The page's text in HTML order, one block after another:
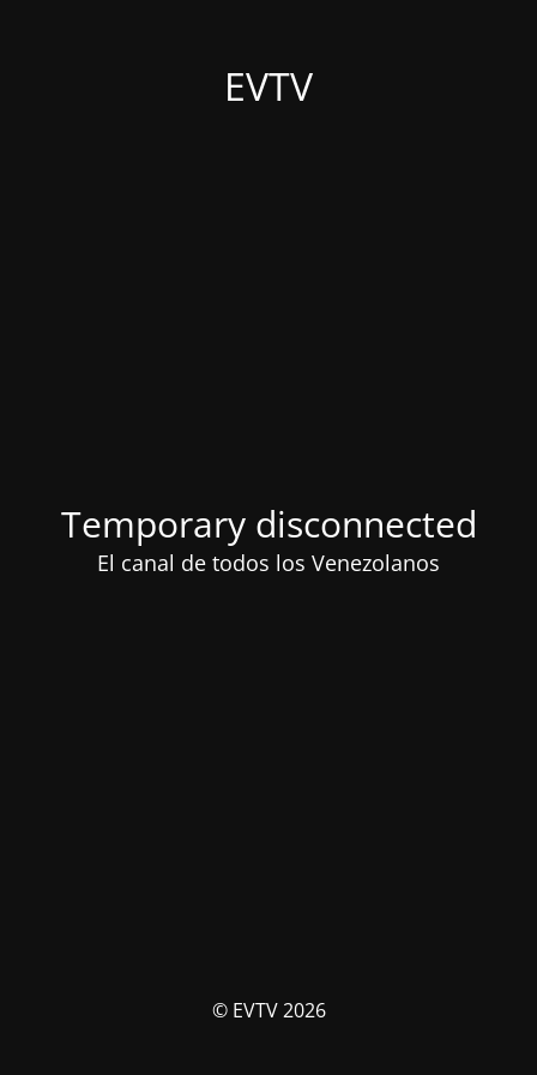
EVTV
Temporary disconnected
El canal de todos los Venezolanos
© EVTV 2026